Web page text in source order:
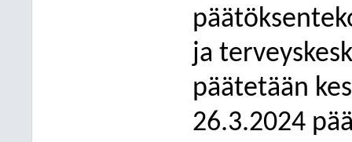
ja
päätetään
26.3.2024